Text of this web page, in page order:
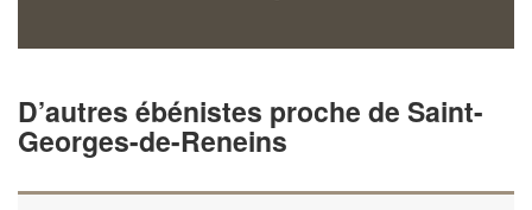
D’autres ébénistes proche de Saint-
Georges-de-Reneins